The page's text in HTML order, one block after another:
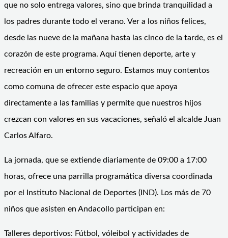
que no solo entrega valores, sino que brinda tranquilidad a
los padres durante todo el verano. Ver a los niños felices,
desde las nueve de la mañana hasta las cinco de la tarde, es el
corazón de este programa. Aquí tienen deporte, arte y
recreación en un entorno seguro. Estamos muy contentos
como comuna de ofrecer este espacio que apoya
directamente a las familias y permite que nuestros hijos
crezcan con valores en sus vacaciones, señaló el alcalde Juan
Carlos Alfaro.
La jornada, que se extiende diariamente de 09:00 a 17:00
horas, ofrece una parrilla programática diversa coordinada
por el Instituto Nacional de Deportes (IND). Los más de 70
niños que asisten en Andacollo participan en:
Talleres deportivos: Fútbol, vóleibol y actividades de